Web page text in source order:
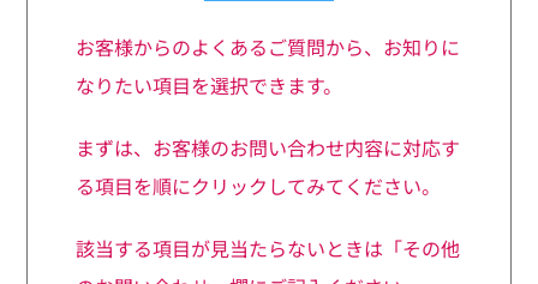
お客様からのよくあるご質問から、お知りに
なりたい項目を選択できます。
まずは、お客様のお問い合わせ内容に対応す
る項目を順にクリックしてみてください。
該当する項目が見当たらないときは「その他